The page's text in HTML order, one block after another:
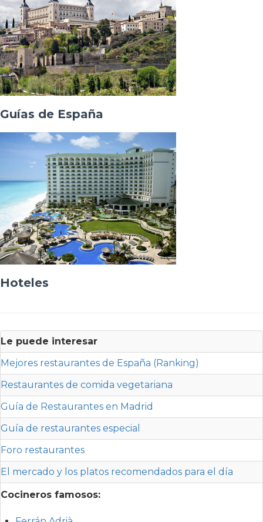
Guías de España
Hoteles
Le puede interesar
Mejores restaurantes de España (Ranking)
Restaurantes de comida vegetariana
Guía de Restaurantes en Madrid
Guía de restaurantes especial
Foro restaurantes
El mercado y los platos recomendados para el día
Cocineros famosos: